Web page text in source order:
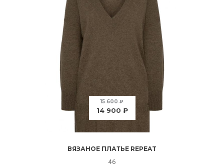
15 600 ₽
14 900 ₽
ВЯЗАНОЕ ПЛАТЬЕ REPEAT
46